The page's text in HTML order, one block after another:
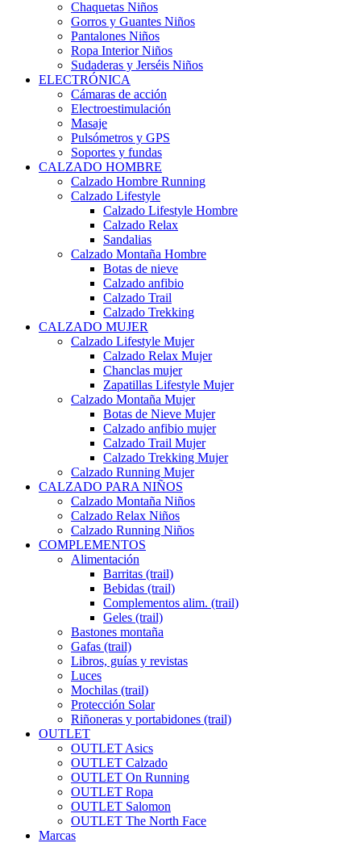
Chaquetas Niños
Gorros y Guantes Niños
Pantalones Niños
Ropa Interior Niños
Sudaderas y Jerséis Niños
ELECTRÓNICA
Cámaras de acción
Electroestimulación
Masaje
Pulsómetros y GPS
Soportes y fundas
CALZADO HOMBRE
Calzado Hombre Running
Calzado Lifestyle
Calzado Lifestyle Hombre
Calzado Relax
Sandalias
Calzado Montaña Hombre
Botas de nieve
Calzado anfibio
Calzado Trail
Calzado Trekking
CALZADO MUJER
Calzado Lifestyle Mujer
Calzado Relax Mujer
Chanclas mujer
Zapatillas Lifestyle Mujer
Calzado Montaña Mujer
Botas de Nieve Mujer
Calzado anfibio mujer
Calzado Trail Mujer
Calzado Trekking Mujer
Calzado Running Mujer
CALZADO PARA NIÑOS
Calzado Montaña Niños
Calzado Relax Niños
Calzado Running Niños
COMPLEMENTOS
Alimentación
Barritas (trail)
Bebidas (trail)
Complementos alim. (trail)
Geles (trail)
Bastones montaña
Gafas (trail)
Libros, guías y revistas
Luces
Mochilas (trail)
Protección Solar
Riñoneras y portabidones (trail)
OUTLET
OUTLET Asics
OUTLET Calzado
OUTLET On Running
OUTLET Ropa
OUTLET Salomon
OUTLET The North Face
Marcas